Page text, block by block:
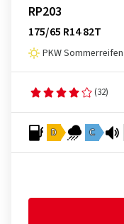
RP203
175/65 R14 82T
PKW Sommerreifen
(32)
D C